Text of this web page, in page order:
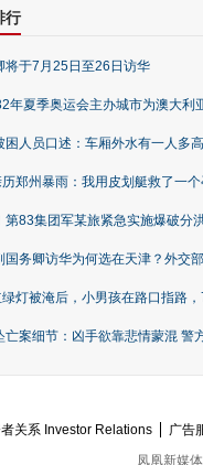
行
将于7月25日至26日访华
年夏季奥运会主办城市为澳大利
困人员口述：车厢外水有一人多
郑州暴雨：我用皮划艇救了一个
第83集团军某旅紧急实施爆破分
国务卿访华为何选在天津？外交
灯被淹后，小男孩在路口指路
亡案细节：凶手欲靠悲情蒙混 警
关系 Investor Relations 广告
凤凰新媒体